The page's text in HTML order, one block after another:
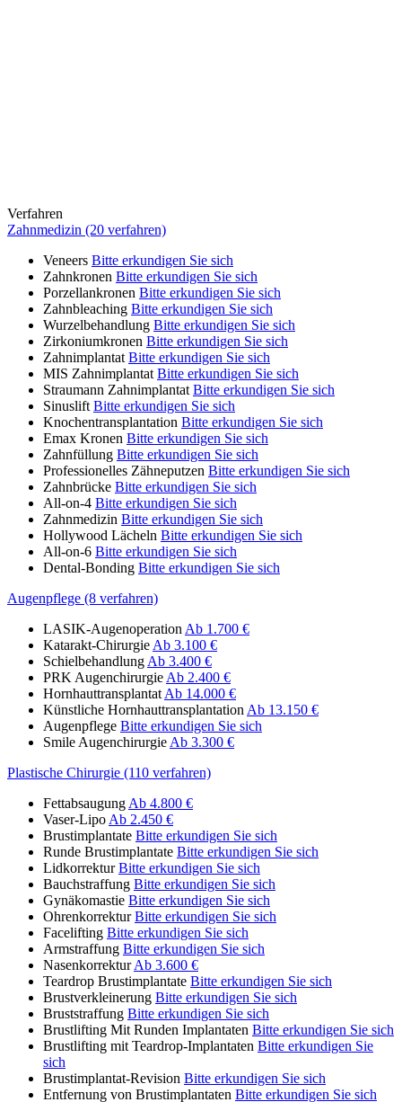
Verfahren
Zahnmedizin (20 verfahren)
Veneers Bitte erkundigen Sie sich
Zahnkronen Bitte erkundigen Sie sich
Porzellankronen Bitte erkundigen Sie sich
Zahnbleaching Bitte erkundigen Sie sich
Wurzelbehandlung Bitte erkundigen Sie sich
Zirkoniumkronen Bitte erkundigen Sie sich
Zahnimplantat Bitte erkundigen Sie sich
MIS Zahnimplantat Bitte erkundigen Sie sich
Straumann Zahnimplantat Bitte erkundigen Sie sich
Sinuslift Bitte erkundigen Sie sich
Knochentransplantation Bitte erkundigen Sie sich
Emax Kronen Bitte erkundigen Sie sich
Zahnfüllung Bitte erkundigen Sie sich
Professionelles Zähneputzen Bitte erkundigen Sie sich
Zahnbrücke Bitte erkundigen Sie sich
All-on-4 Bitte erkundigen Sie sich
Zahnmedizin Bitte erkundigen Sie sich
Hollywood Lächeln Bitte erkundigen Sie sich
All-on-6 Bitte erkundigen Sie sich
Dental-Bonding Bitte erkundigen Sie sich
Augenpflege (8 verfahren)
LASIK-Augenoperation Ab 1.700 €
Katarakt-Chirurgie Ab 3.100 €
Schielbehandlung Ab 3.400 €
PRK Augenchirurgie Ab 2.400 €
Hornhauttransplantat Ab 14.000 €
Künstliche Hornhauttransplantation Ab 13.150 €
Augenpflege Bitte erkundigen Sie sich
Smile Augenchirurgie Ab 3.300 €
Plastische Chirurgie (110 verfahren)
Fettabsaugung Ab 4.800 €
Vaser-Lipo Ab 2.450 €
Brustimplantate Bitte erkundigen Sie sich
Runde Brustimplantate Bitte erkundigen Sie sich
Lidkorrektur Bitte erkundigen Sie sich
Bauchstraffung Bitte erkundigen Sie sich
Gynäkomastie Bitte erkundigen Sie sich
Ohrenkorrektur Bitte erkundigen Sie sich
Facelifting Bitte erkundigen Sie sich
Armstraffung Bitte erkundigen Sie sich
Nasenkorrektur Ab 3.600 €
Teardrop Brustimplantate Bitte erkundigen Sie sich
Brustverkleinerung Bitte erkundigen Sie sich
Bruststraffung Bitte erkundigen Sie sich
Brustlifting Mit Runden Implantaten Bitte erkundigen Sie sich
Brustlifting mit Teardrop-Implantaten Bitte erkundigen Sie
sich
Brustimplantat-Revision Bitte erkundigen Sie sich
Entfernung von Brustimplantaten Bitte erkundigen Sie sich